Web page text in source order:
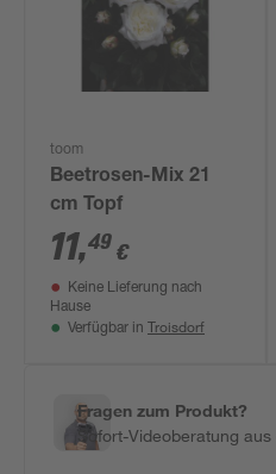
toom
Beetrosen-Mix 21
cm Topf
11,49 €
Keine Lieferung nach
Hause
Verfügbar in Troisdorf
Fragen zum Produkt?
Sofort-Videoberatung